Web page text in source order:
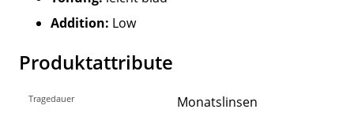
Addition: Low
Produktattribute
Tragedauer Monatslinsen